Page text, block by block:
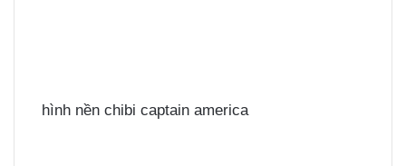
hình nền chibi captain america